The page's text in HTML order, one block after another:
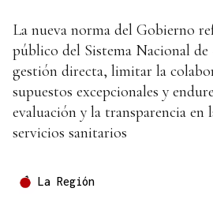
La nueva norma del Gobierno
público del Sistema Nacional
gestión directa, limitar la
supuestos excepcionales y
evaluación y la transparencia en
servicios sanitarios
La Región